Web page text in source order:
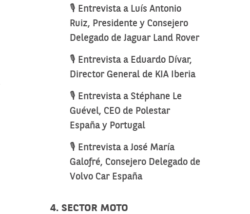
🎙️ Entrevista a Luís Antonio
Ruiz, Presidente y Consejero
Delegado de Jaguar Land Rover
🎙️ Entrevista a Eduardo Dívar,
Director General de KIA Iberia
🎙️ Entrevista a Stéphane Le
Guével, CEO de Polestar
España y Portugal
🎙️ Entrevista a José María
Galofré, Consejero Delegado de
Volvo Car España
4. SECTOR MOTO